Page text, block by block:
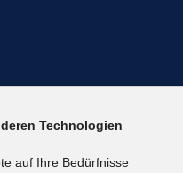
Technologien
auf Ihre Bedürfnisse